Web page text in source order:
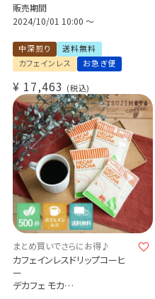
おかずパンに合う珈琲 50杯分
おやつパンに合う珈琲 50杯分
販売期間
2024/10/01 10:00 〜
中深煎り
送料無料
カフェインレス
お急ぎ便
¥ 17,463 税込
まとめ買いでさらにお得♪
カフェインレスドリップコーヒ
ー
デカフェ モカ